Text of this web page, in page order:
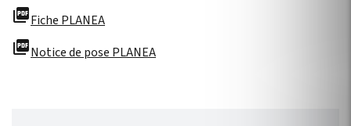
picture_as_pdfFiche PLANEA
picture_as_pdfNotice de pose PLANEA